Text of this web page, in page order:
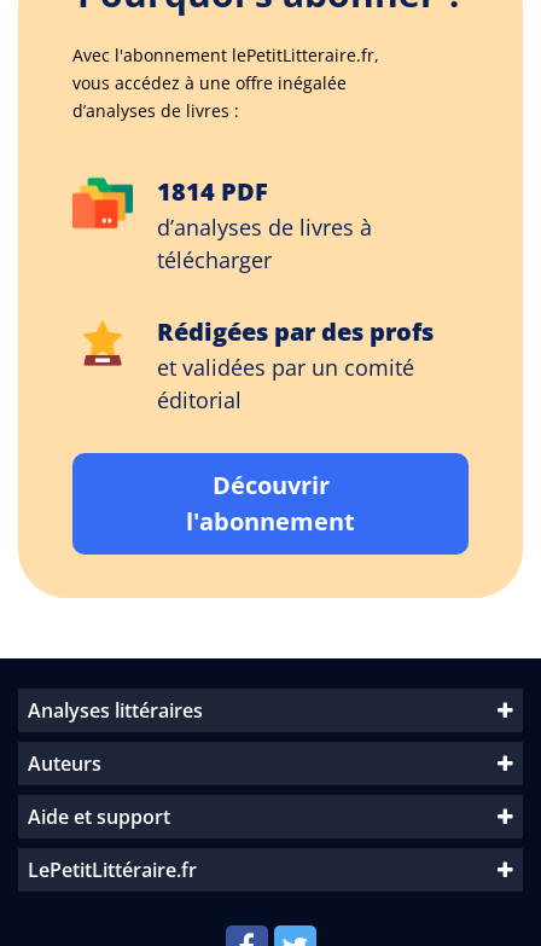
Avec l'abonnement lePetitLitteraire.fr,
vous accédez à une offre inégalée
d’analyses de livres :
1814 PDF
d’analyses de livres à
télécharger
Rédigées par des profs
et validées par un comité
éditorial
Découvrir
l'abonnement
Analyses littéraires
Auteurs
Aide et support
LePetitLittéraire.fr